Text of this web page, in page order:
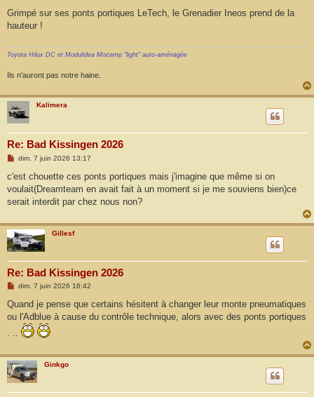
s
a
Grimpé sur ses ponts portiques LeTech, le Grenadier Ineos prend de la
hauteur !
Toyota Hilux DC et Modulidea Mocamp "light" auto-aménagée
Ils n'auront pas notre haine.
Kalimera
Re: Bad Kissingen 2026
M
s
a
g
dim. 7 juin 2026 13:17
c'est chouette ces ponts portiques mais j'imagine que même si on
voulait(Dreamteam en avait fait à un moment si je me souviens bien)ce
serait interdit par chez nous non?
Gillesf
Re: Bad Kissingen 2026
M
s
a
e
dim. 7 juin 2026 16:42
Quand je pense que certains hésitent à changer leur monte pneumatiques
ou l'Adblue à cause du contrôle technique, alors avec des ponts portiques
. ..
Ginkgo